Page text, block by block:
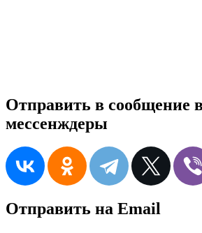
Отправить в сообщение
мессенждеры
Отправить на Email